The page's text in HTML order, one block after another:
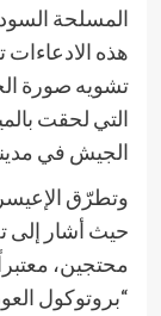
المسلحة
هذه الادعاءات
تشويه صورة
التي لحقت
الجيش في
وتطرّق
حيث أشار إلى
محتجين،
“بروتوكول